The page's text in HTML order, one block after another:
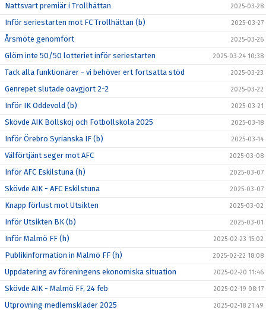
Nattsvart premiär i Trollhättan 2025-03-28
Inför seriestarten mot FC Trollhättan (b) 2025-03-27
Årsmöte genomfört 2025-03-26
Glöm inte 50/50 lotteriet inför seriestarten 2025-03-24 10:38
Tack alla funktionärer - vi behöver ert fortsatta stöd 2025-03-23
Genrepet slutade oavgjort 2-2 2025-03-22
Inför IK Oddevold (b) 2025-03-21
Skövde AIK Bollskoj och Fotbollskola 2025 2025-03-18
Inför Örebro Syrianska IF (b) 2025-03-14
Välförtjänt seger mot AFC 2025-03-08
Inför AFC Eskilstuna (h) 2025-03-07
Skövde AIK - AFC Eskilstuna 2025-03-07
Knapp förlust mot Utsikten 2025-03-02
Inför Utsikten BK (b) 2025-03-01
Inför Malmö FF (h) 2025-02-23 15:02
Publikinformation in Malmö FF (h) 2025-02-22 18:08
Uppdatering av föreningens ekonomiska situation 2025-02-20 11:46
Skövde AIK - Malmö FF, 24 feb 2025-02-19 08:17
Utprovning medlemskläder 2025 2025-02-18 21:49